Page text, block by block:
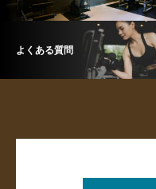
よくある質問